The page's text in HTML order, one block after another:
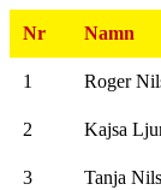
Nr Namn
1 Roger
2 Kajsa
3 Tanja